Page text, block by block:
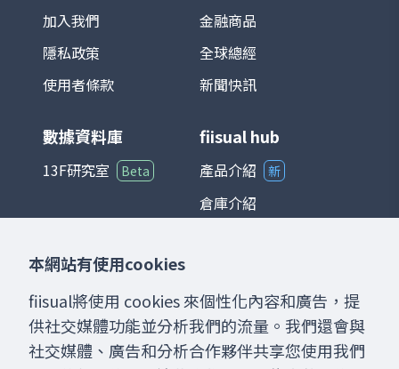
融商品（如期貨、選擇權）以及各類基金的
參考標的。整體而言，台灣加權股價指數能
夠綜合反映台灣經濟與產業發展狀況，是國
際與本地投資人衡量台股的重要指標。
加入我們
隱私政策
使用者條款
金融商品
全球總經
新聞快訊
數據資料庫
13F研究室 Beta
fiisual hub
產品介紹 新
倉庫介紹
本網站有使用cookies
fiisual將使用 cookies 來個性化內容和廣告，提
供社交媒體功能並分析我們的流量。我們還會與
社交媒體、廣告和分析合作夥伴共享您使用我們